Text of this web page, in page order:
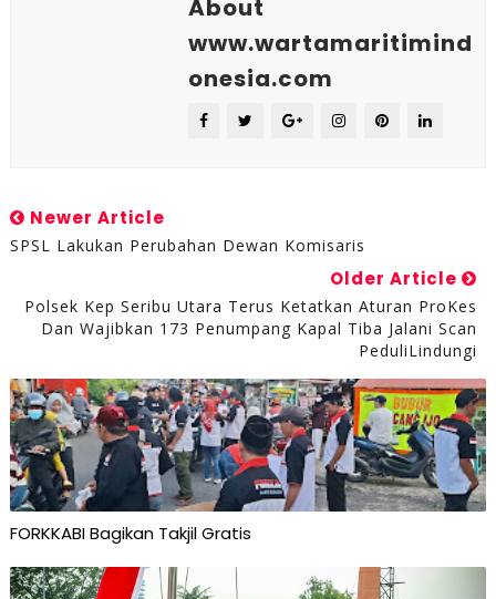
About
www.wartamaritimind
onesia.com
Newer Article
SPSL Lakukan Perubahan Dewan Komisaris
Older Article
Polsek Kep Seribu Utara Terus Ketatkan Aturan ProKes
Dan Wajibkan 173 Penumpang Kapal Tiba Jalani Scan
PeduliLindungi
FORKKABI Bagikan Takjil Gratis